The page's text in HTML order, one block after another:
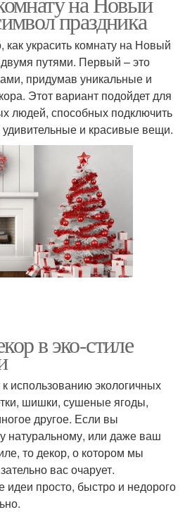
праздника
украсить комнату на Новый
путями. Первый – это
придумав уникальные и
Этот вариант подойдет для
людей, способных подключить
и красивые вещи.
в эко-стиле
использованию экологичных
шишки, сушеные ягоды,
другое. Если вы
натуральному, или даже ваш
то декор, о котором мы
вас очарует.
просто, быстро и недорого